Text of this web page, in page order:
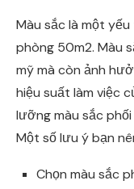
Màu sắc là một
phòng 50m2. Màu
mỹ mà còn ảnh
hiệu suất làm việc
lưỡng màu sắc
Một số lưu ý bạn
Chọn màu sắc